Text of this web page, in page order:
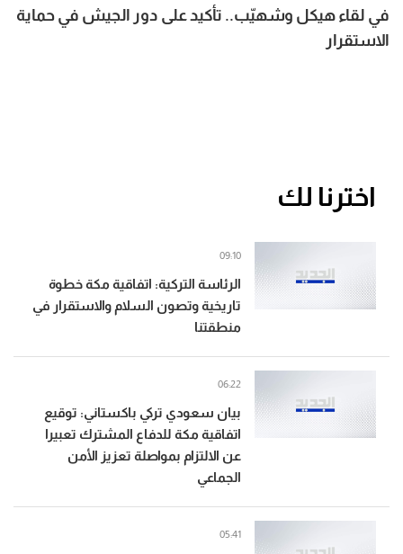
في لقاء هيكل وشهيّب.. تأكيد على دور الجيش في حماية
الاستقرار
اخترنا لك
الرئاسة التركية: اتفاقية مكة خطوة
تاريخية وتصون السلام والاستقرار في
منطقتنا
09:10
بيان سعودي تركي باكستاني: توقيع
اتفاقية مكة للدفاع المشترك تعبيرا
عن الالتزام بمواصلة تعزيز الأمن
الجماعي
06:22
05:41